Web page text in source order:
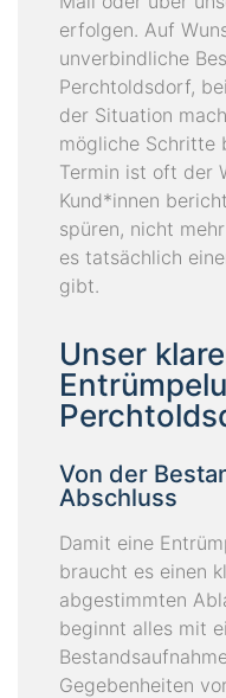
erfolgen. Auf
unverbindliche
Perchtoldsdorf,
der Situation
mögliche Schritte
Termin ist oft der
Kund*innen
spüren, nicht
es tatsächlich
gibt.
Unser
Von der
Abschluss
Damit eine
braucht es einen
abgestimmten
beginnt alles mit
Gegebenheiten